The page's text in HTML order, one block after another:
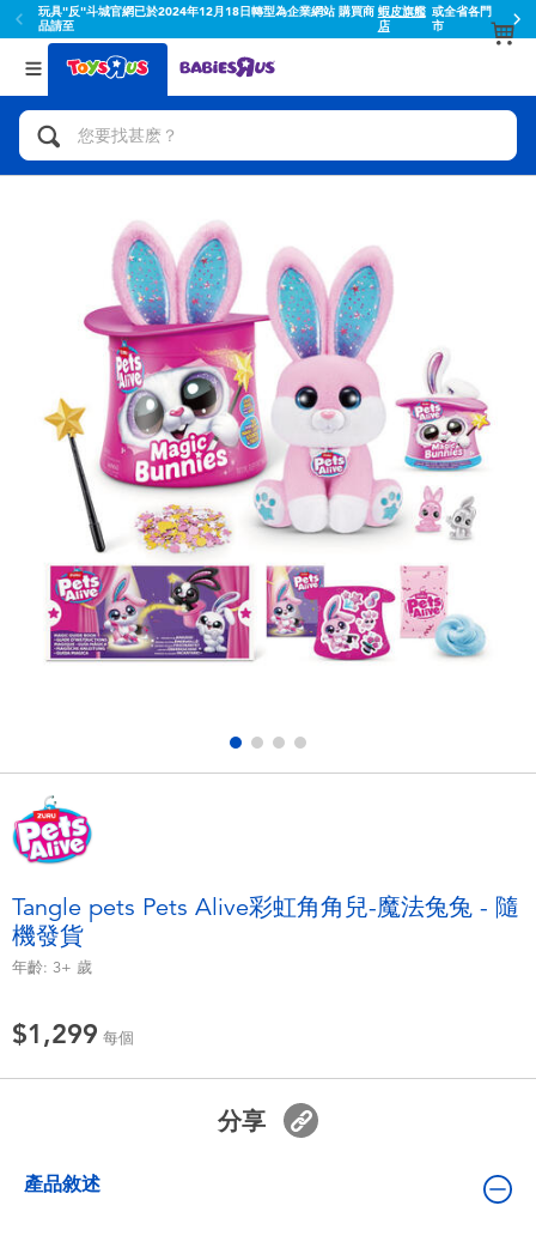
玩具"反"斗城官網已於2024年12月18日轉型為企業網站 購買商
品請至
蝦皮旗艦
店
或全省各門
市
返回
分類目錄
人氣英雄,角色扮演,射擊玩具
拼砌組合及樂高LEGO
玩具車,貨車,火車及遙控系列
手工藝,文具,蠟筆,泥膠,畫板
娃娃, 芭比,收藏公仔
電子玩具
遊戲及拼圖系列
派對用品
毛毛公仔玩具
夏日
返回
品牌
Toy Story玩具總動員
52TOYS
Fuggler
Miniso名創優品
playpop
LEGO樂高
Barbie芭比
NERF熱火
Tangle pets Pets Alive彩虹角角兒-魔法兔兔 - 隨
機發貨
年齡: 3+ 歲
$1,299 每個
分享
產品敘述